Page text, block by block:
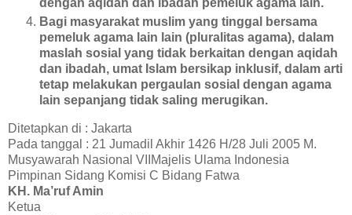
dengan aqidah dan ibadah pemeluk agama lain.
Bagi masyarakat muslim yang tinggal bersama
pemeluk agama lain lain (pluralitas agama), dalam
maslah sosial yang tidak berkaitan dengan aqidah
dan ibadah, umat Islam bersikap inklusif, dalam arti
tetap melakukan pergaulan sosial dengan agama
lain sepanjang tidak saling merugikan.
Ditetapkan di : Jakarta
Pada tanggal : 21 Jumadil Akhir 1426 H/28 Juli 2005 M.
Musyawarah Nasional VIIMajelis Ulama Indonesia
Pimpinan Sidang Komisi C Bidang Fatwa
KH. Ma’ruf Amin
Ketua